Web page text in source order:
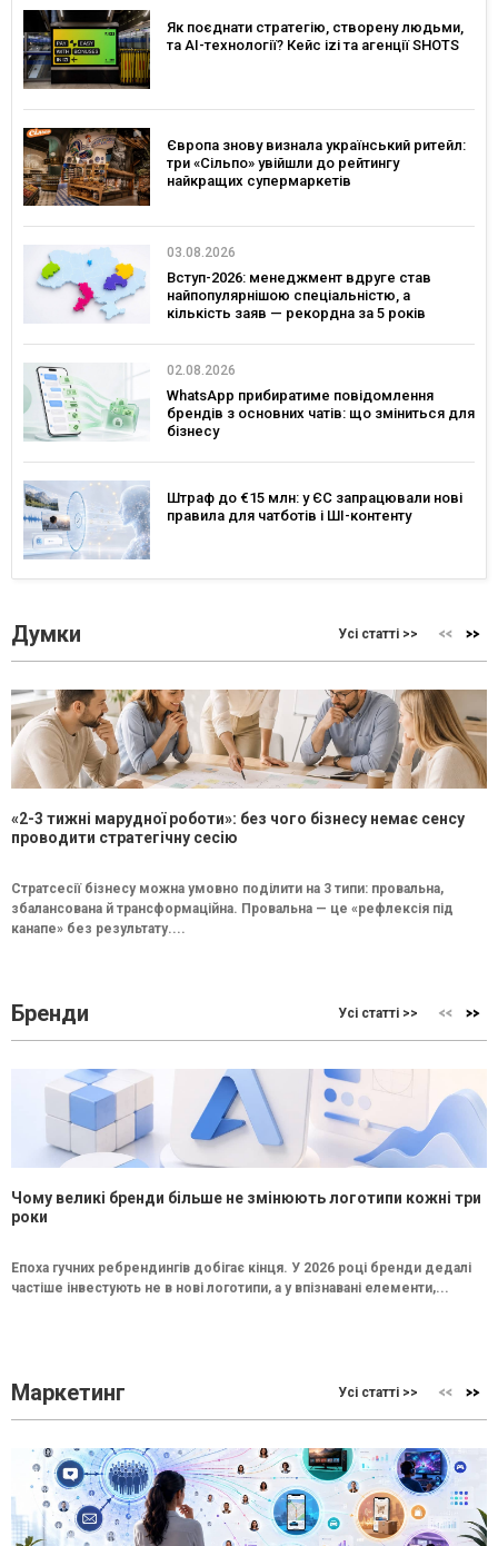
Як поєднати стратегію, створену людьми,
та AI-технології? Кейс izi та агенції SHOTS
Європа знову визнала український ритейл:
три «Сільпо» увійшли до рейтингу
найкращих супермаркетів
03.08.2026
Вступ-2026: менеджмент вдруге став
найпопулярнішою спеціальністю, а
кількість заяв — рекордна за 5 років
02.08.2026
WhatsApp прибиратиме повідомлення
брендів з основних чатів: що зміниться для
бізнесу
Штраф до €15 млн: у ЄС запрацювали нові
правила для чатботів і ШІ-контенту
Думки Усі статті >>
«2-3 тижні марудної роботи»: без чого бізнесу немає сенсу
проводити стратегічну сесію
Стратсесії бізнесу можна умовно поділити на 3 типи: провальна,
збалансована й трансформаційна. Провальна — це «рефлексія під
канапе» без результату....
Бренди Усі статті >>
Чому великі бренди більше не змінюють логотипи кожні три
роки
Епоха гучних ребрендингів добігає кінця. У 2026 році бренди дедалі
частіше інвестують не в нові логотипи, а у впізнавані елементи,...
Маркетинг Усі статті >>